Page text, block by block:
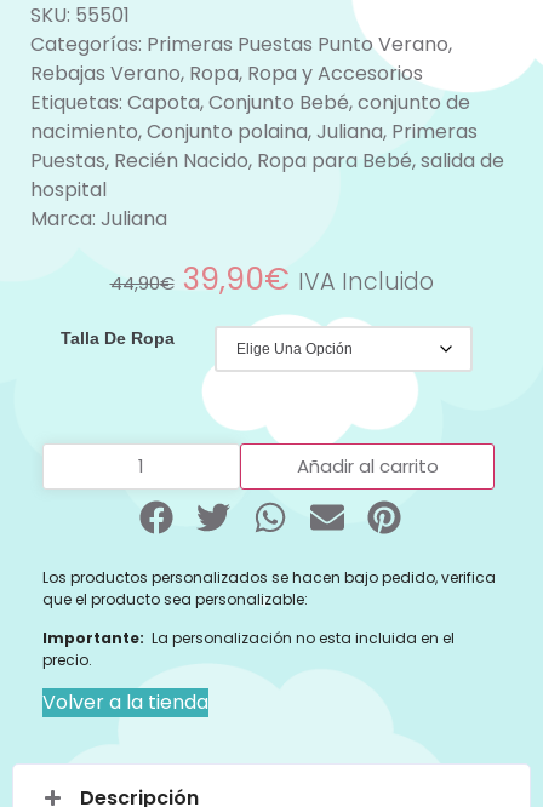
SKU: 55501
Categorías: Primeras Puestas Punto Verano,
Rebajas Verano, Ropa, Ropa y Accesorios
Etiquetas: Capota,Conjunto Bebé,conjunto de
nacimiento,Conjunto polaina,Juliana, Primeras
Puestas, Recién Nacido, Ropa para Bebé,salida de
hospital
Marca: Juliana
44,90€ 39,90€ IVA Incluido
Talla De Ropa
Añadir al carrito
Los productos personalizados se hacen bajo pedido, verifica
que el producto sea personalizable:
Importante: La personalización no esta incluida en el
precio.
Volver a la tienda
Descripción